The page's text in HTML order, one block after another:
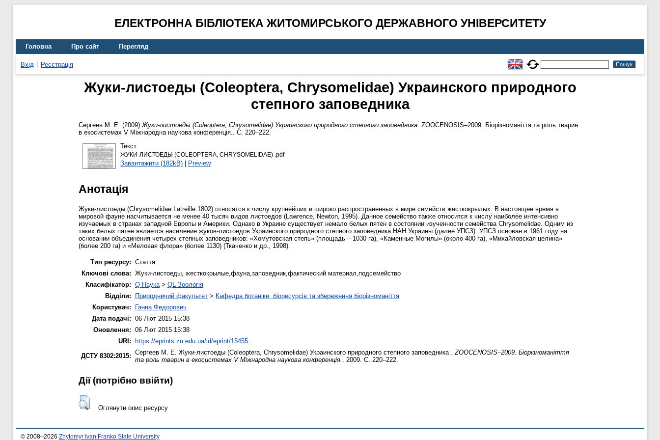
ЕЛЕКТРОННА БІБЛІОТЕКА ЖИТОМИРСЬКОГО ДЕРЖАВНОГО УНІВЕРСИТЕТУ
Головна Про сайт Перегляд
Вхід Реєстрація
Жуки-листоеды (Coleoptera, Chrysomelidae) Украинского природного
степного заповедника
Сергеев М. Е. (2009)Жуки-листоеды (Coleoptera, Chrysomelidae) Украинского природного степного заповедника. ZOOCENOSIS–2009. Біорізноманіття та роль тварин
в екосистемах V Міжнародна наукова конференція.. С. 220–222.
Текст
ЖУКИ-ЛИСТОЕДЫ (COLEOPTERA, CHRYSOMELIDAE) .pdf
Завантажити (182kB)| Preview
Анотація
Жуки-листоеды (Chrysomelidae Latreille 1802) относятся к числу крупнейших и широко распространенных в мире семейств жесткокрылых. В настоящее время в
мировой фауне насчитывается не менее 40 тысяч видов листоедов (Lawrence, Newton, 1995). Данное семейство также относится к числу наиболее интенсивно
изучаемых в странах западной Европы и Америки. Однако в Украине существует немало белых пятен в состоянии изученности семейства Chrysomelidae. Одним из
таких белых пятен является население жуков-листоедов Украинского природного степного заповедника НАН Украины (далее УПСЗ). УПСЗ основан в 1961 году на
основании объединения четырех степных заповедников: «Хомутовская степь» (площадь – 1030 га), «Каменные Могилы» (около 400 га), «Михайловская целина»
(более 200 га) и «Меловая флора» (более 1130) (Ткаченко и др., 1998).
Тип ресурсу: Стаття
Ключові слова: Жуки-листоеды, жесткокрылые,фауна,заповедник,фактический материал,подсемейство
Класифікатор: Q Наука > QL Зоологія
Відділи:
Природничий факультет > Кафедра ботаніки, біоресурсів та збереження біорізноманіття
Користувач:
Ганна Федорович
Дата подачі: 06 Лют 2015 15:38
Оновлення: 06 Лют 2015 15:38
URI: https://eprints.zu.edu.ua/id/eprint/15455
ДСТУ 8302:2015: Сергеев М. Е. Жуки-листоеды (Coleoptera, Chrysomelidae) Украинского природного степного заповедника . ZOOCENOSIS–2009. Біорізноманіття
та роль тварин в екосистемах V Міжнародна наукова конференція.
. 2009. С. 220–222.
Дії ​​(потрібно ввійти)
Оглянути опис ресурсу
© 2008–2026 Zhytomyr Ivan Franko State University